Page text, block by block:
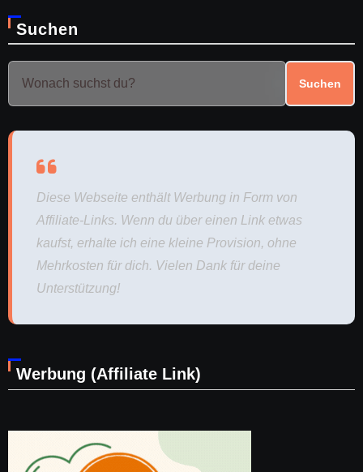
Suchen
Suchen
Diese Webseite enthält Werbung in Form von
Affiliate-Links. Wenn du über einen Link etwas
kaufst, erhalte ich eine kleine Provision, ohne
Mehrkosten für dich. Vielen Dank für deine
Unterstützung!
Werbung (Affiliate Link)